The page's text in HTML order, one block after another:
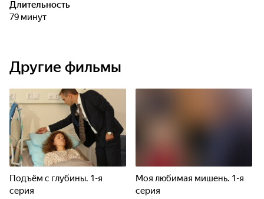
Длительность
79 минут
Другие фильмы
Подъём с глубины. 1-я
серия
Моя любимая мишень. 1-я
серия